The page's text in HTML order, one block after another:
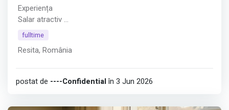
Experiența
Salar atractiv
Afișează tot
fulltime
Resita, România
postat de ----Confidentialîn 3 Jun 2026